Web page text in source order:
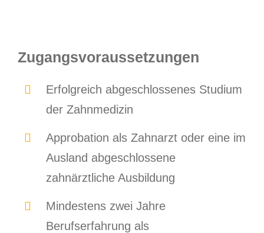
Zugangsvoraussetzungen
Erfolgreich abgeschlossenes Studium
der Zahnmedizin
Approbation als Zahnarzt oder eine im
Ausland abgeschlossene
zahnärztliche Ausbildung
Mindestens zwei Jahre
Berufserfahrung als